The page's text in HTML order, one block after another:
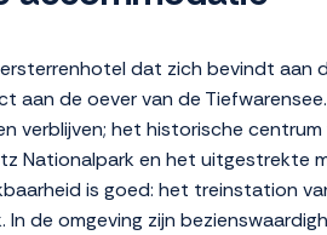
dat zich bevindt
aan de oever van de
verblijven; het historische
Nationalpark en het uitgestrekte
is goed: het treinstation
In de omgeving zijn